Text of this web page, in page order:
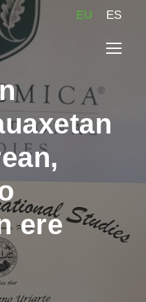
EU ES
ere